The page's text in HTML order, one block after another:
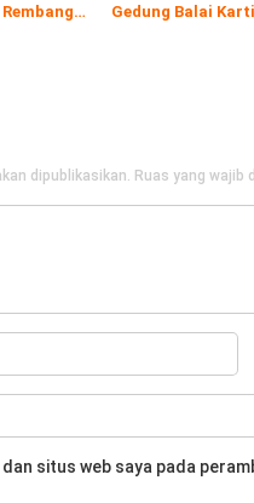
Gedung Balai
dipublikasikan. Ruas yang wajib
dan situs web saya pada